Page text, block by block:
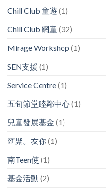
Chill Club 童遊 (1)
Chill Club 網童(32)
Mirage Workshop (1)
SEN支援 (1)
Service Centre(1)
五旬節堂睦鄰中心(1)
兒童發展基金 (1)
匯聚。友你(1)
南Teen使 (1)
基金活動 (2)